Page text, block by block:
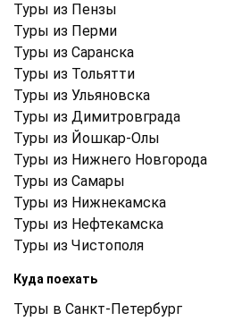
Туры из Пензы
Туры из Перми
Туры из Саранска
Туры из Тольятти
Туры из Ульяновска
Туры из Димитровграда
Туры из Йошкар-Олы
Туры из Нижнего Новгорода
Туры из Самары
Туры из Нижнекамска
Туры из Нефтекамска
Туры из Чистополя
Куда поехать
Туры в Санкт-Петербург